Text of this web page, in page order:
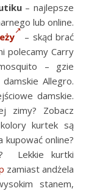
– najlepsze
lub online.
– skąd brać
polecamy Carry
– gzie
Allegro.
damskie.
zimy? Zobacz
kurtek są
kupować online?
Lekkie kurtki
zamiast andżela
stanem,